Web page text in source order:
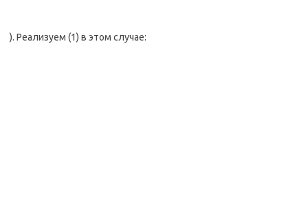
). Реализуем (1) в этом случае: